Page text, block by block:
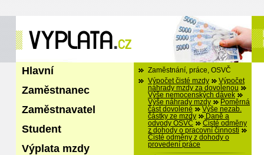
Hlavní
Zaměstnanec
Zaměstnavatel
Student
Výplata mzdy
Zaměstnání, práce, OSVČ
Výpočet čisté mzdy
Výpočet
náhrady mzdy za dovolenou
Výše nemocenských dávek
Výše náhrady mzdy
Poměrná
část dovolené
Výše nezab.
částky ze mzdy
Daně a
odvody OSVČ
Čisté odměny
z dohody o pracovní činnosti
Čisté odměny z dohody o
provedení práce